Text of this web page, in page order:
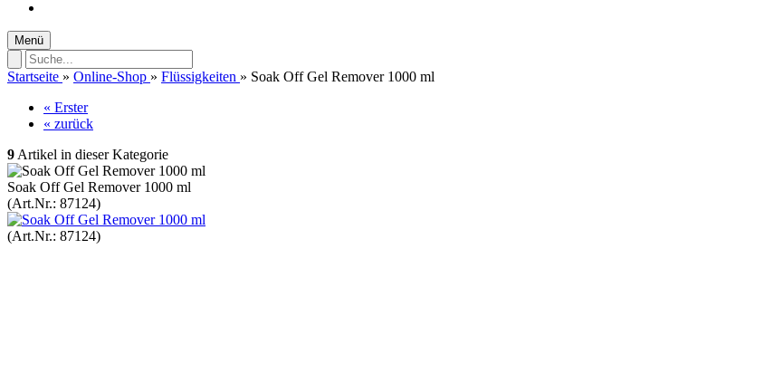
Menü
Startseite » Online-Shop » Flüssigkeiten » Soak Off Gel Remover 1000 ml
« Erster
« zurück
9 Artikel in dieser Kategorie
Soak Off Gel Remover 1000 ml
(Art.Nr.: 87124)
(Art.Nr.: 87124)